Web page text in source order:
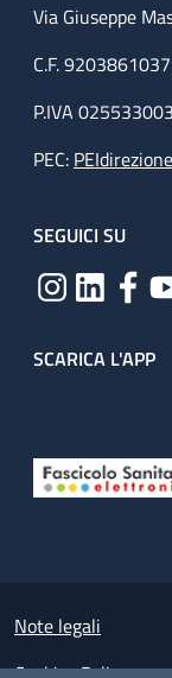
Via Giuseppe
C.F.
P.IVA
PEC:
SEGUICI SU
SCARICA L'APP
Small
Note legali